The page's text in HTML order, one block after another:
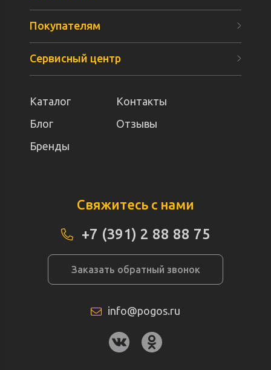
Покупателям
Сервисный центр
Каталог
Контакты
Блог
Отзывы
Бренды
Свяжитесь с нами
+7 (391) 2 88 88 75
Заказать обратный звонок
info@pogos.ru